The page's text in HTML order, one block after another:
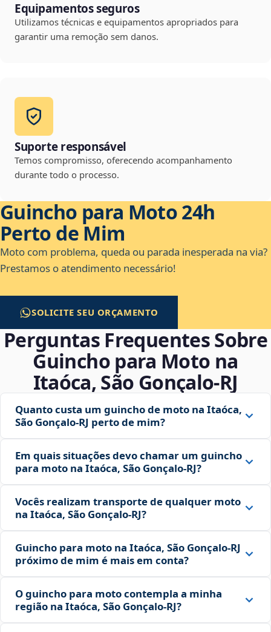
Equipamentos seguros
Utilizamos técnicas e equipamentos apropriados para
garantir uma remoção sem danos.
Suporte responsável
Temos compromisso, oferecendo acompanhamento
durante todo o processo.
Guincho para Moto 24h
Perto de Mim
Moto com problema, queda ou parada inesperada na via?
Prestamos o atendimento necessário!
SOLICITE SEU ORÇAMENTO
Perguntas Frequentes Sobre
Guincho para Moto na
Itaóca, São Gonçalo‑RJ
Quanto custa um guincho de moto na Itaóca,
São Gonçalo‑RJ perto de mim?
Em quais situações devo chamar um guincho
para moto na Itaóca, São Gonçalo‑RJ?
Vocês realizam transporte de qualquer moto
na Itaóca, São Gonçalo‑RJ?
Guincho para moto na Itaóca, São Gonçalo‑RJ
próximo de mim é mais em conta?
O guincho para moto contempla a minha
região na Itaóca, São Gonçalo‑RJ?